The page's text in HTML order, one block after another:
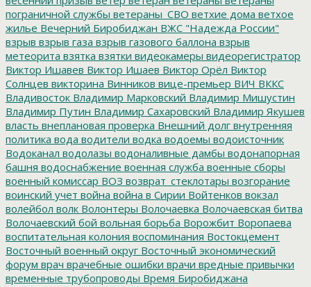
пограничной службы ветераны_СВО ветхие дома ветхое
жилье Вечерний Биробиджан ВЖС "Надежда России"
взрыв взрыв газа взрыв газового баллона взрыв
метеорита взятка взятки видеокамеры видеорегистратор
Виктор Ишавев Виктор Ишаев Виктор Орёл Виктор
Солнцев викторина Винников вице-премьер ВИЧ ВККС
Владивосток Владимир Марковский Владимир Мишустин
Владимир Путин Владимир Сахаровский Владимир Якушев
власть внеплановая проверка Внешний долг внутренняя
политика вода водители водка водоемы водоисточник
Водоканал водолазы водоналивные дамбы водонапорная
башня водоснабжение военная служба военные сборы
военный комиссар ВОЗ возврат_стеклотары возгорание
воинский учет война война в Сирии Войтенков вокзал
волейбол волк Волонтеры Волочаевка Волочаевская битва
Волочаевский бой вольная борьба Ворожбит Воропаева
воспитательная колония воспоминания Востокцемент
Восточный военный округ Восточный экономический
форум врач врачебные ошибки врачи вредные привычки
временные трубопроводы Время Биробиджана